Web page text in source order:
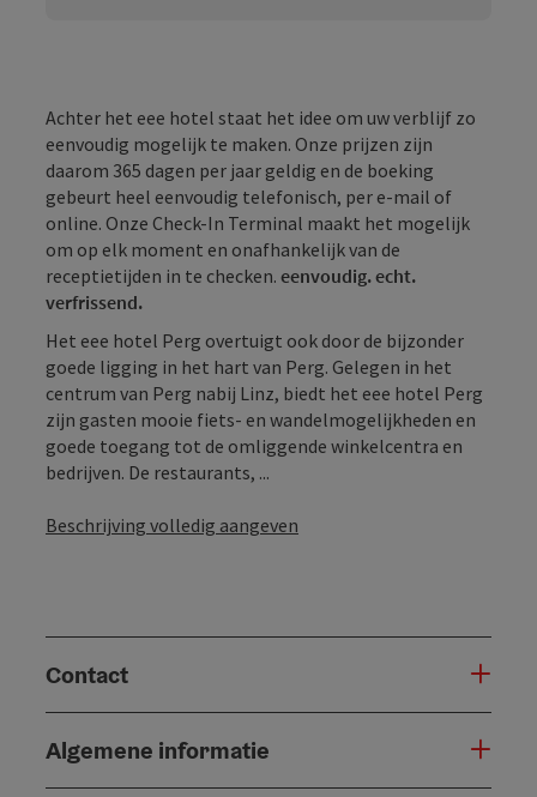
Achter het eee hotel staat het idee om uw verblijf zo
eenvoudig mogelijk te maken. Onze prijzen zijn
daarom 365 dagen per jaar geldig en de boeking
gebeurt heel eenvoudig telefonisch, per e-mail of
online. Onze Check-In Terminal maakt het mogelijk
om op elk moment en onafhankelijk van de
receptietijden in te checken. eenvoudig. echt.
verfrissend.
Het eee hotel Perg overtuigt ook door de bijzonder
goede ligging in het hart van Perg. Gelegen in het
centrum van Perg nabij Linz, biedt het eee hotel Perg
zijn gasten mooie fiets- en wandelmogelijkheden en
goede toegang tot de omliggende winkelcentra en
bedrijven. De restaurants, ...
Beschrijving volledig aangeven
Contact
Algemene informatie